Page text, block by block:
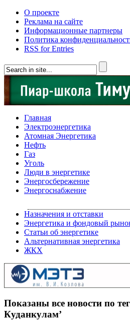
О проекте
Реклама на сайте
Информационные партнеры
Политика
RSS for Entries
Главная
Электроэнергетика
Атомная Энергетика
Нефть
Газ
Уголь
Люди в энергетике
Энергосбережение
Энергоснабжение
Назначения и отставки
Энергетика и фондовый
Статьи об энергетике
Альтернативная энергетика
ЖКХ
Показаны все новости по
Куданкулам’